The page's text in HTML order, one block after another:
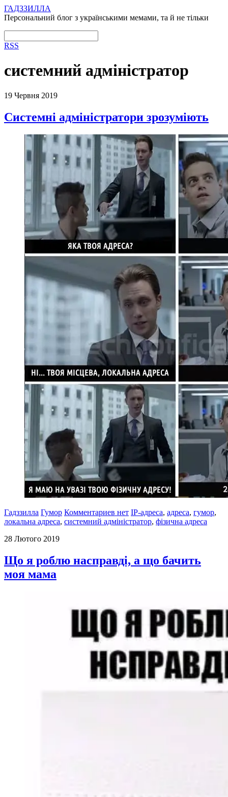
ГАДЗЗИЛЛА
Персональний блог з українськими мемами, та й не тільки
RSS
системний адміністратор
19 Червня 2019
Системні адміністратори зрозуміють
Гадззилла Гумор Комментариев нет IP-адреса, адреса, гумор,
локальна адреса, системний адміністратор, фізична адреса
28 Лютого 2019
Що я роблю насправді, а що бачить
моя мама